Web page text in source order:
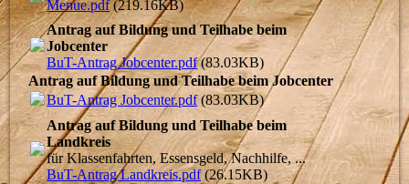
Menue.pdf(219.16KB)
Antrag auf Bildung und Teilhabe beim
Jobcenter
BuT-Antrag Jobcenter.pdf(83.03KB)
Antrag auf Bildung und Teilhabe beim Jobcenter
BuT-Antrag Jobcenter.pdf(83.03KB)
Antrag auf Bildung und Teilhabe beim
Landkreis
für Klassenfahrten, Essensgeld, Nachhilfe, ...
BuT-Antrag Landkreis.pdf(26.15KB)